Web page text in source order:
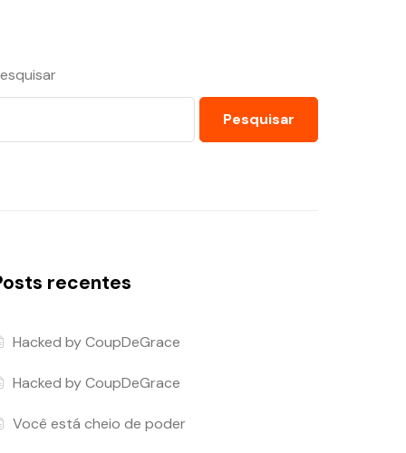
Pesquisar
recentes
Hacked by CoupDeGrace
Hacked by CoupDeGrace
Você está cheio de poder